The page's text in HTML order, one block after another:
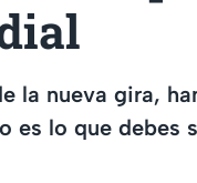
la nueva gira,
es lo que debes